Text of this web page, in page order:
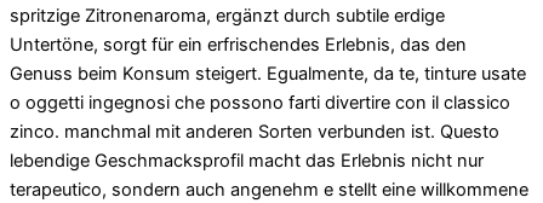
spritzige Zitronenaroma, ergänzt durch subtile erdige
Untertöne, sorgt für ein erfrischendes Erlebnis, das den
Genuss beim Konsum steigert. Egualmente, da te, tinture usate
o oggetti ingegnosi che possono farti divertire con il classico
zinco. manchmal mit anderen Sorten verbunden ist. Questo
lebendige Geschmacksprofil macht das Erlebnis nicht nur
terapeutico, sondern auch angenehm e stellt eine willkommene